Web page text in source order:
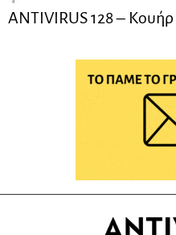
ANTIVIRUS 128 –